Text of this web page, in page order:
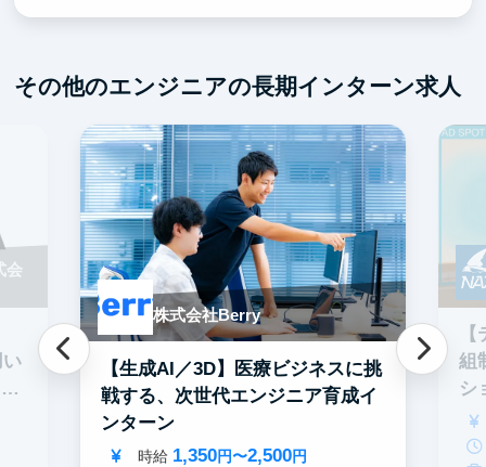
その他のエンジニアの長期インターン求人
会
株式会社Berry
【生成AI／3D】医療ビジネスに挑
戦する、次世代エンジニア育成イ
ンターン
時給 1,350円〜2,500円
組
シ